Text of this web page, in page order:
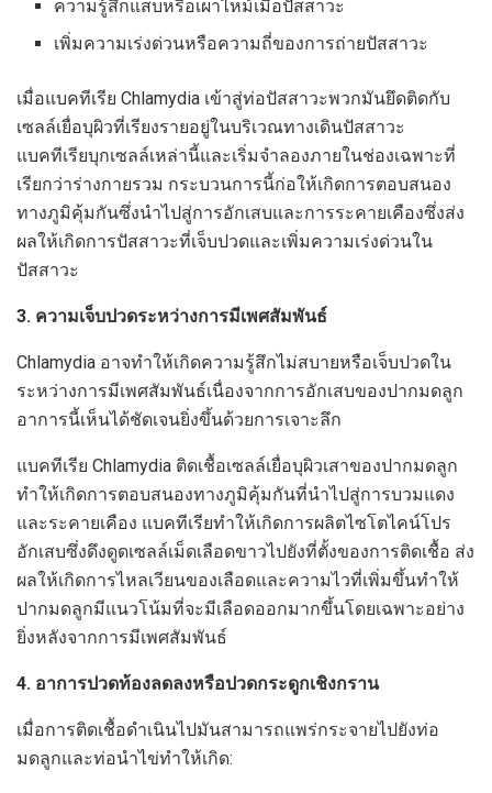
ความรู้สึกแสบหรือเผาไหม้เมื่อปัสสาวะ
เพิ่มความเร่งด่วนหรือความถี่ของการถ่ายปัสสาวะ
เมื่อแบคทีเรีย Chlamydia เข้าสู่ท่อปัสสาวะพวกมันยึดติดกับ
เซลล์เยื่อบุผิวที่เรียงรายอยู่ในบริเวณทางเดินปัสสาวะ
แบคทีเรียบุกเซลล์เหล่านี้และเริ่มจำลองภายในช่องเฉพาะที่
เรียกว่าร่างกายรวม กระบวนการนี้ก่อให้เกิดการตอบสนอง
ทางภูมิคุ้มกันซึ่งนำไปสู่การอักเสบและการระคายเคืองซึ่งส่ง
ผลให้เกิดการปัสสาวะที่เจ็บปวดและเพิ่มความเร่งด่วนใน
ปัสสาวะ
3. ความเจ็บปวดระหว่างการมีเพศสัมพันธ์
Chlamydia อาจทำให้เกิดความรู้สึกไม่สบายหรือเจ็บปวดใน
ระหว่างการมีเพศสัมพันธ์เนื่องจากการอักเสบของปากมดลูก
อาการนี้เห็นได้ชัดเจนยิ่งขึ้นด้วยการเจาะลึก
แบคทีเรีย Chlamydia ติดเชื้อเซลล์เยื่อบุผิวเสาของปากมดลูก
ทำให้เกิดการตอบสนองทางภูมิคุ้มกันที่นำไปสู่การบวมแดง
และระคายเคือง แบคทีเรียทำให้เกิดการผลิตไซโตไคน์โปร
อักเสบซึ่งดึงดูดเซลล์เม็ดเลือดขาวไปยังที่ตั้งของการติดเชื้อ ส่ง
ผลให้เกิดการไหลเวียนของเลือดและความไวที่เพิ่มขึ้นทำให้
ปากมดลูกมีแนวโน้มที่จะมีเลือดออกมากขึ้นโดยเฉพาะอย่าง
ยิ่งหลังจากการมีเพศสัมพันธ์
4. อาการปวดท้องลดลงหรือปวดกระดูกเชิงกราน
เมื่อการติดเชื้อดำเนินไปมันสามารถแพร่กระจายไปยังท่อ
มดลูกและท่อนำไข่ทำให้เกิด: